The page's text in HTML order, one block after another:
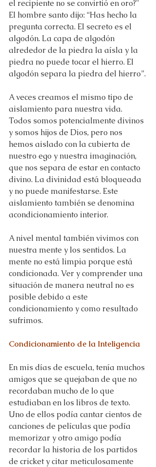
el recipiente no se convirtió en oro?"
El hombre santo dijo: “Has hecho la
pregunta correcta. El secreto es el
algodón. La capa de algodón
alrededor de la piedra la aísla y la
piedra no puede tocar el hierro. El
algodón separa la piedra del hierro”.
A veces creamos el mismo tipo de
aislamiento para nuestra vida.
Todos somos potencialmente divinos
y somos hijos de Dios, pero nos
hemos aislado con la cubierta de
nuestro ego y nuestra imaginación,
que nos separa de estar en contacto
divino. La divinidad está bloqueada
y no puede manifestarse. Este
aislamiento también se denomina
acondicionamiento interior.
A nivel mental también vivimos con
nuestra mente y los sentidos. La
mente no está limpia porque está
condicionada. Ver y comprender una
situación de manera neutral no es
posible debido a este
condicionamiento y como resultado
sufrimos.
Condicionamiento de la Inteligencia
En mis días de escuela, tenía muchos
amigos que se quejaban de que no
recordaban mucho de lo que
estudiaban en los libros de texto.
Uno de ellos podía cantar cientos de
canciones de películas que podía
memorizar y otro amigo podía
recordar la historia de los partidos
de cricket y citar meticulosamente